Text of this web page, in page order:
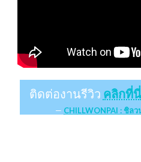
ติดต่องานรีวิว คลิกที่นี่
CHILLWONPAI : ชิล